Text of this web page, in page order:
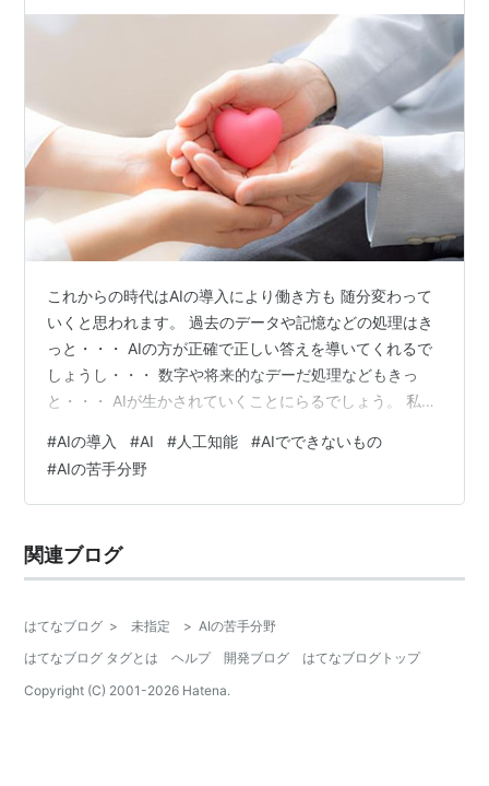
これからの時代はAIの導入により働き方も 随分変わって
いくと思われます。 過去のデータや記憶などの処理はき
っと・・・ AIの方が正確で正しい答えを導いてくれるで
しょうし・・・ 数字や将来的なデーだ処理などもきっ
と・・・ AIが生かされていくことにらるでしょう。 私
なに・・・数学や国語というような「教科」の学力では
なく 生きる力をつけていく・・・ んーーー『社会自立』
を育てていきましょうと・・・ 私の個別コーチングに来
て・・・ これからの時代はわかった方がいいこともある
けど・・・ それは・・・きっ…
#AIの導入 #AI #人工知能 #AIでできないもの
#AIの苦手分野
関連ブログ
はてなブログ > 未指定 > AIの苦手分野
はてなブログ タグとは
ヘルプ 開発ブログ
はてなブログトップ
Copyright (C) 2001-2026 Hatena.